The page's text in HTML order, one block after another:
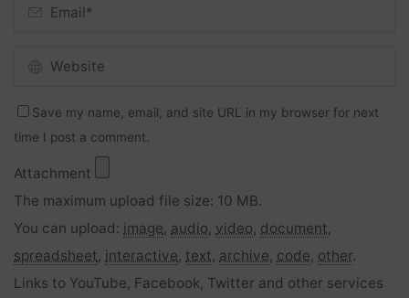
Save my name, email, and site URL in my browser for next
time I post a comment.
Attachment
The maximum upload file size: 10 MB.
You can upload: image, audio, video, document,
spreadsheet, interactive, text, archive, code, other.
Links to YouTube, Facebook, Twitter and other services